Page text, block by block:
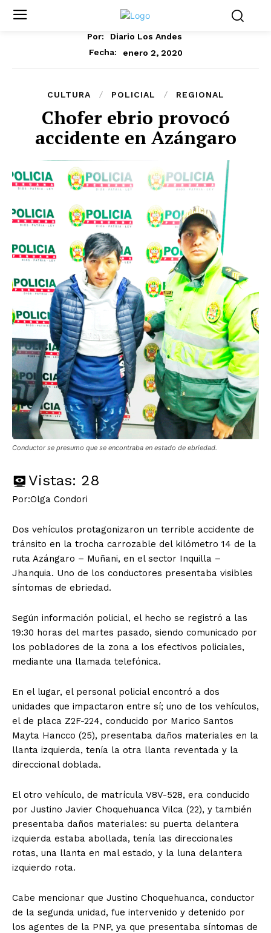
Por:
Diario Los Andes
Fecha:
enero 2, 2020
CULTURA POLICIAL REGIONAL
Chofer ebrio provocó
accidente en Azángaro
Conductor se presumo que se encontraba en estado de ebriedad.
Vistas: 28
Por:Olga Condori
Dos vehículos protagonizaron un terrible accidente de
tránsito en la trocha carrozable del kilómetro 14 de la
ruta Azángaro – Muñani, en el sector Inquilla –
Jhanquia. Uno de los conductores presentaba visibles
síntomas de ebriedad.
Según información policial, el hecho se registró a las
19:30 horas del martes pasado, siendo comunicado por
los pobladores de la zona a los efectivos policiales,
mediante una llamada telefónica.
En el lugar, el personal policial encontró a dos
unidades que impactaron entre sí; uno de los vehículos,
el de placa Z2F-224, conducido por Marico Santos
Mayta Hancco (25), presentaba daños materiales en la
llanta izquierda, tenía la otra llanta reventada y la
direccional doblada.
El otro vehículo, de matrícula V8V-528, era conducido
por Justino Javier Choquehuanca Vilca (22), y también
presentaba daños materiales: su puerta delantera
izquierda estaba abollada, tenía las direccionales
rotas, una llanta en mal estado, y la luna delantera
izquierdo rota.
Cabe mencionar que Justino Choquehuanca, conductor
de la segunda unidad, fue intervenido y detenido por
los agentes de la PNP, ya que presentaba síntomas de